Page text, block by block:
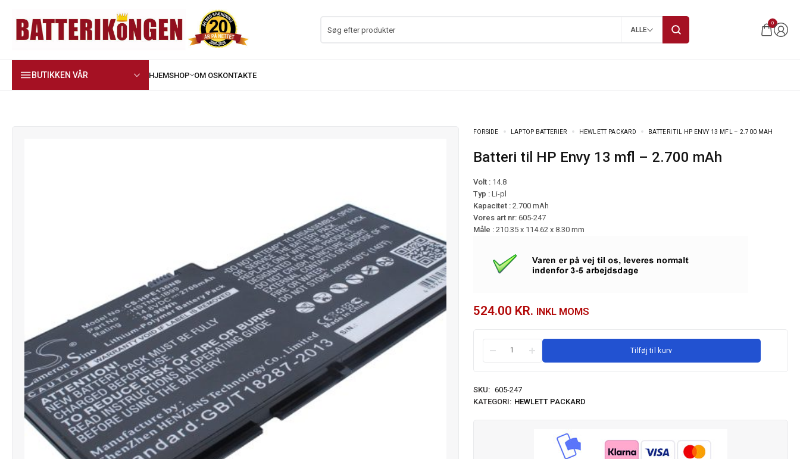
ALLE
0
BUTIKKEN VÅR
FORSIDE LAPTOP BATTERIER HEWLETT PACKARD BATTERI TIL HP ENVY 13 MFL – 2.700 MAH
Batteri til HP Envy 13 mfl – 2.700 mAh
Volt :14.8
Typ : Li-pl
Kapacitet : 2.700 mAh
Vores art nr: 605-247
Måle : 210.35 x 114.62 x 8.30 mm
524.00 KR. INKL MOMS
Tilføj til kurv
SKU: 605-247
KATEGORI: HEWLETT PACKARD